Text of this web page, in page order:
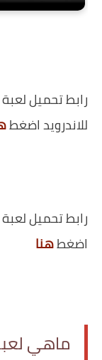
للاندرويد اضغط
اضغطهنا
ماهي